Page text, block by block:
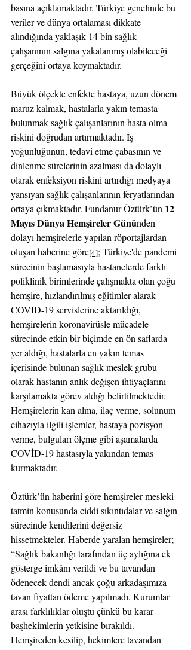
basına açıklamaktadır. Türkiye genelinde bu
veriler ve dünya ortalaması dikkate
alındığında yaklaşık 14 bin sağlık
çalışanının salgına yakalanmış olabileceği
gerçeğini ortaya koymaktadır.
Büyük ölçekte enfekte hastaya, uzun dönem
maruz kalmak, hastalarla yakın temasta
bulunmak sağlık çalışanlarının hasta olma
riskini doğrudan artırmaktadır. İş
yoğunluğunun, tedavi etme çabasının ve
dinlenme sürelerinin azalması da dolaylı
olarak enfeksiyon riskini artırdığı medyaya
yansıyan sağlık çalışanlarının feryatlarından
ortaya çıkmaktadır. Fundanur Öztürk’ün 12
Mayıs Dünya Hemşireler Gününden
dolayı hemşirelerle yapılan röportajlardan
oluşan haberine göre[4]; Türkiye'de pandemi
sürecinin başlamasıyla hastanelerde farklı
poliklinik birimlerinde çalışmakta olan çoğu
hemşire, hızlandırılmış eğitimler alarak
COVID-19 servislerine aktarıldığı,
hemşirelerin koronavirüsle mücadele
sürecinde etkin bir biçimde en ön saflarda
yer aldığı, hastalarla en yakın temas
içerisinde bulunan sağlık meslek grubu
olarak hastanın anlık değişen ihtiyaçlarını
karşılamakta görev aldığı belirtilmektedir.
Hemşirelerin kan alma, ilaç verme, solunum
cihazıyla ilgili işlemler, hastaya pozisyon
verme, bulguları ölçme gibi aşamalarda
COVİD-19 hastasıyla yakından temas
kurmaktadır.
Öztürk’ün haberini göre hemşireler mesleki
tatmin konusunda ciddi sıkıntıdalar ve salgın
sürecinde kendilerini değersiz
hissetmekteler. Haberde yaralan hemşireler;
“Sağlık bakanlığı tarafından üç aylığına ek
gösterge imkânı verildi ve bu tavandan
ödenecek dendi ancak çoğu arkadaşımıza
tavan fiyattan ödeme yapılmadı. Kurumlar
arası farklılıklar oluştu çünkü bu karar
başhekimlerin yetkisine bırakıldı.
Hemşireden kesilip, hekimlere tavandan